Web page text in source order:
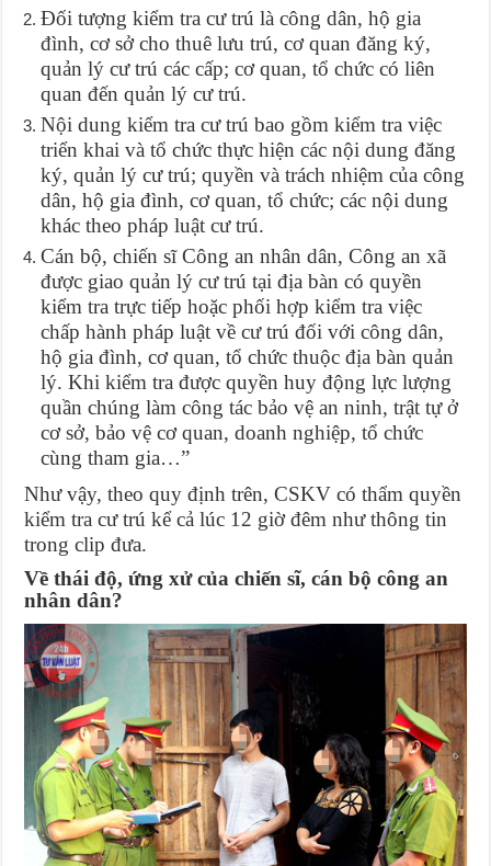
Đối tượng kiểm tra cư trú là công dân, hộ gia
đình, cơ sở cho thuê lưu trú, cơ quan đăng ký,
quản lý cư trú các cấp; cơ quan, tổ chức có liên
quan đến quản lý cư trú.
Nội dung kiểm tra cư trú bao gồm kiểm tra việc
triển khai và tổ chức thực hiện các nội dung đăng
ký, quản lý cư trú; quyền và trách nhiệm của công
dân, hộ gia đình, cơ quan, tổ chức; các nội dung
khác theo pháp luật cư trú.
Cán bộ, chiến sĩ Công an nhân dân, Công an xã
được giao quản lý cư trú tại địa bàn có quyền
kiểm tra trực tiếp hoặc phối hợp kiểm tra việc
chấp hành pháp luật về cư trú đối với công dân,
hộ gia đình, cơ quan, tổ chức thuộc địa bàn quản
lý. Khi kiểm tra được quyền huy động lực lượng
quần chúng làm công tác bảo vệ an ninh, trật tự ở
cơ sở, bảo vệ cơ quan, doanh nghiệp, tổ chức
cùng tham gia…”
Như vậy, theo quy định trên, CSKV có thẩm quyền
kiểm tra cư trú kể cả lúc 12 giờ đêm như thông tin
trong clip đưa.
Về thái độ, ứng xử của chiến sĩ, cán bộ công an
nhân dân?